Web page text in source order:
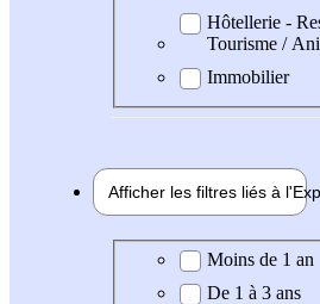
Hôtellerie -
Tourisme /
Immobilier
Afficher les filtres liés à l'
Expérience demandée
Moins de 1 an
De 1 à 3 ans